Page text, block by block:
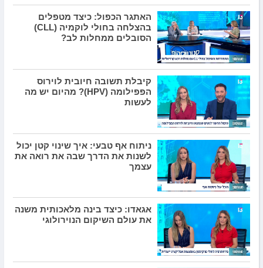
האתגר הכפול: כיצד מטפלים
בהצלחה בחולי לוקמיה (CLL)
הסובלים ממחלות לב?
קיבלת תשובה חיובית לוירוס
הפפילומה (HPV)? מהיום יש מה
לעשות
ניתוח אף טבעי: איך שינוי קטן יכול
לשנות את הדרך שבה את רואה את
עצמך
אגאדו: כיצד בינה מלאכותית משנה
את עולם השיקום הנוירולוגי